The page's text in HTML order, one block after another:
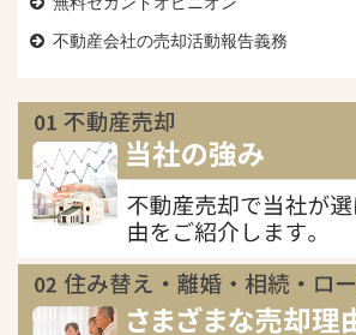
不動産会社の売却活動報告義務